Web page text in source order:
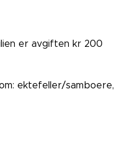
er avgiften kr 200
ektefeller/samboere,